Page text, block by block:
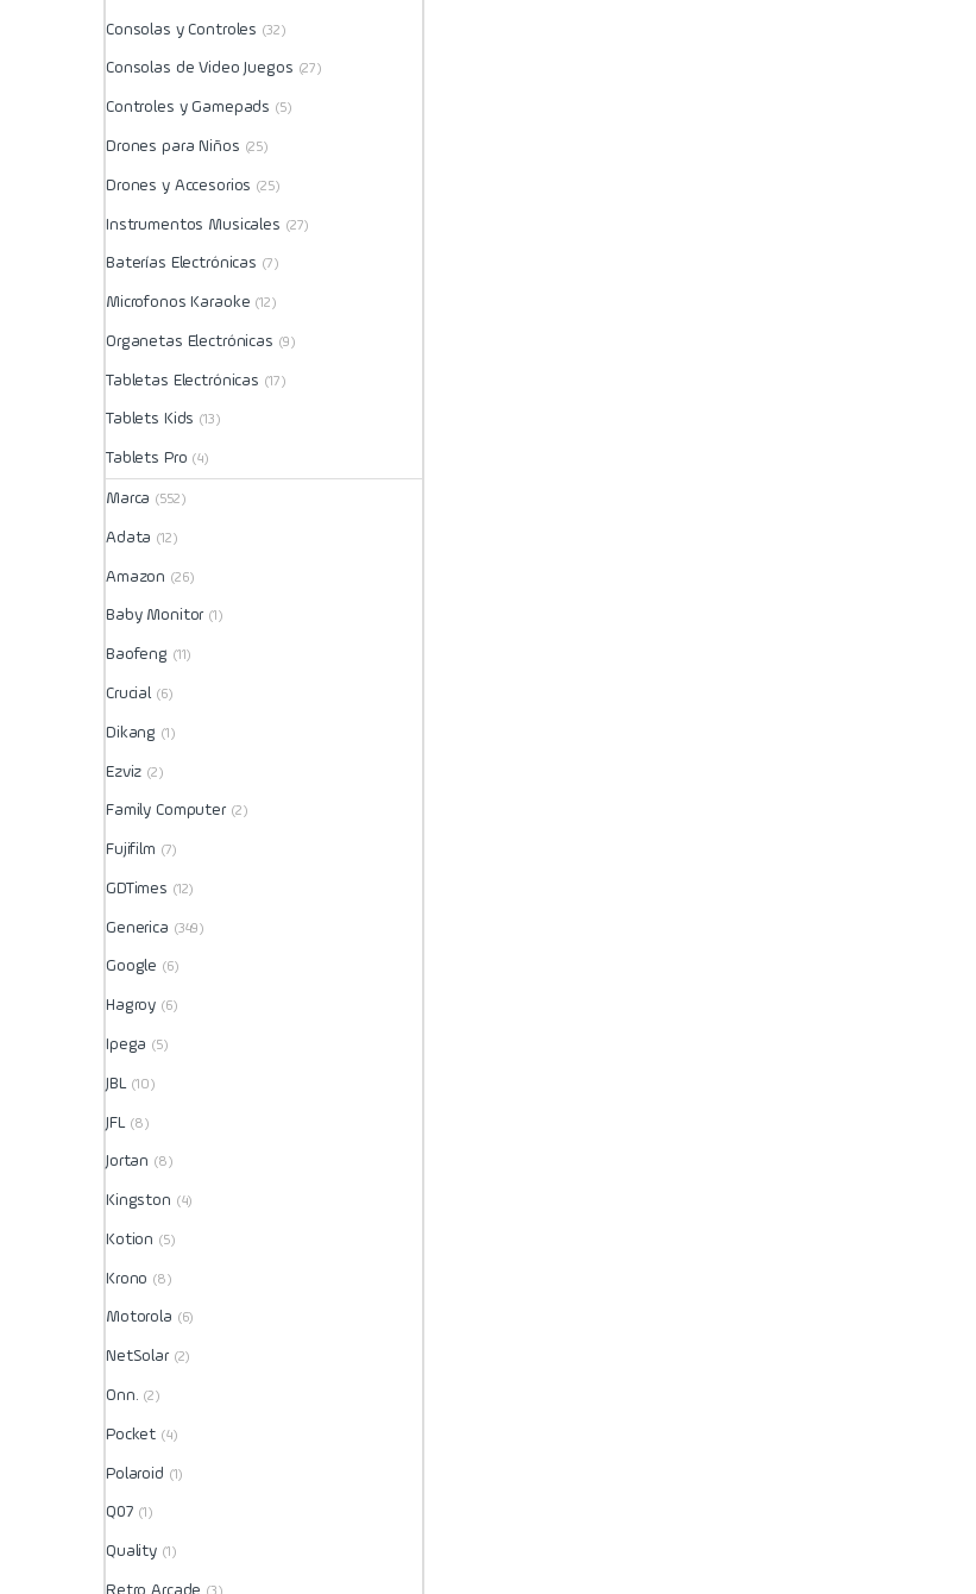
Consolas y Controles (32)
Consolas de Video Juegos (27)
Controles y Gamepads (5)
Drones para Niños (25)
Drones y Accesorios (25)
Instrumentos Musicales (27)
Baterías Electrónicas (7)
Microfonos Karaoke (12)
Organetas Electrónicas (9)
Tabletas Electrónicas (17)
Tablets Kids (13)
Tablets Pro (4)
Marca (552)
Adata (12)
Amazon (26)
Baby Monitor (1)
Baofeng (11)
Crucial (6)
Dikang (1)
Ezviz (2)
Family Computer (2)
Fujifilm (7)
GDTimes (12)
Generica (349)
Google (6)
Hagroy (6)
Ipega (5)
JBL (10)
JFL (8)
Jortan (8)
Kingston (4)
Kotion (5)
Krono (8)
Motorola (6)
NetSolar (2)
Onn. (2)
Pocket (4)
Polaroid (1)
Q07 (1)
Quality (1)
Retro Arcade